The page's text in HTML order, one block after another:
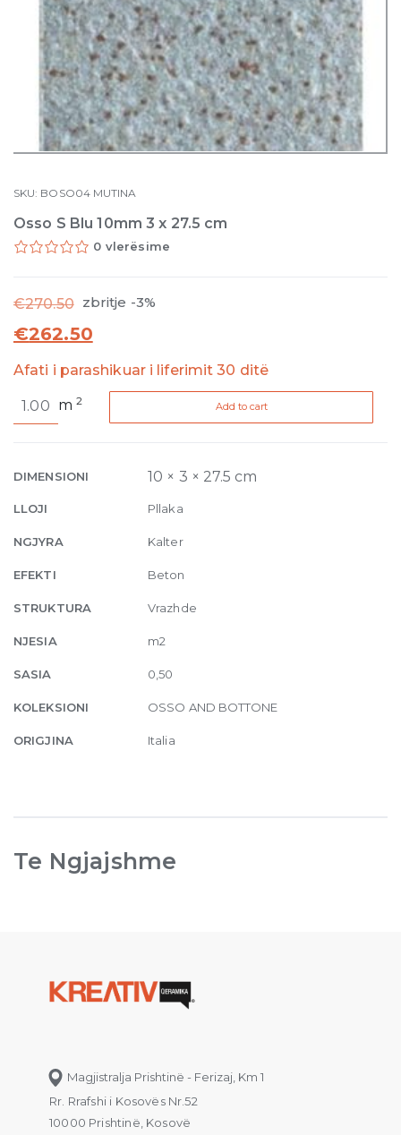
SKU: BOSO04 MUTINA
Osso S Blu 10mm 3 x 27.5 cm
0 vlerësime
€270.50 zbritje -3%
€262.50
Afati i parashikuar i liferimit 30 ditë
3
27.5
cm
m2 Add to cart
DIMENSIONI 10 × 3 × 27.5 cm
LLOJI Pllaka
NGJYRA Kalter
EFEKTI Beton
STRUKTURA Vrazhde
NJESIA m2
SASIA 0,50
KOLEKSIONI OSSO AND BOTTONE
ORIGJINA Italia
Te Ngjajshme
Magjistralja Prishtinë - Ferizaj, Km 1
Rr. Rrafshi i Kosovës Nr.52
10000 Prishtinë, Kosovë